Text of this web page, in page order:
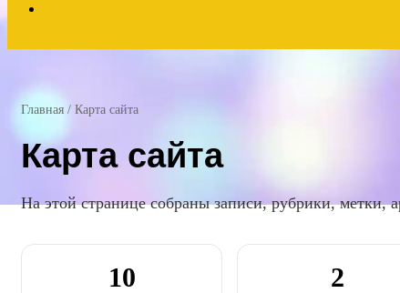
Главная / Карта сайта
Карта сайта
На этой странице собраны записи, рубрики, метки,
10 2